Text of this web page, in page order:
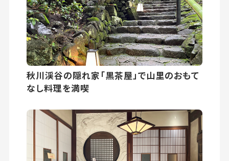
秋川渓谷の隠れ家「黒茶屋」で山里のおもて
なし料理を満喫